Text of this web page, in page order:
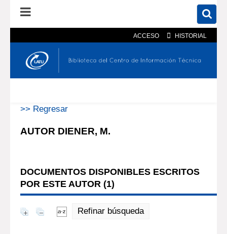
ACCESO HISTORIAL
En el catálogo En el sitio
>> Regresar
AUTOR DIENER, M.
DOCUMENTOS DISPONIBLES ESCRITOS
POR ESTE AUTOR (1)
Refinar búsqueda